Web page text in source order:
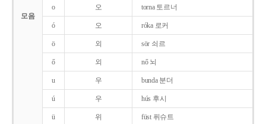
모음
o 오 torna 토르너
ó 오 róka 로커
ö 외 sör 쇠르
ő 외 nő 뇌
u 우 bunda 분더
ú 우 hús 후시
ü 위 füst 퓌슈트